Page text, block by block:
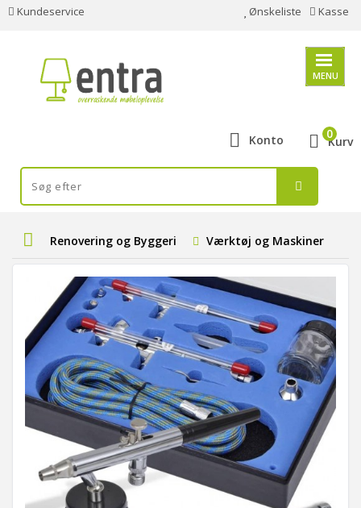
Kundeservice Ønskeliste Kasse
MENU
Konto Kurv
0
Renovering og Byggeri Værktøj og Maskiner